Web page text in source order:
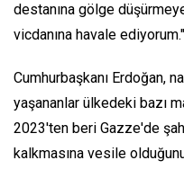
destanına gölge
vicdanına havale ediyorum."
Cumhurbaşkanı Erdoğan,
yaşananlar ülkedeki bazı
2023'ten beri Gazze'de
kalkmasına vesile